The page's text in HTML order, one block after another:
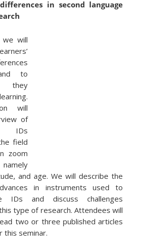
in second language
we will
to
they
will
of
IDs
field
zoom
and age. We will describe the
in instruments used to
IDs and discuss challenges
type of research. Attendees will
two or three published articles
this seminar.